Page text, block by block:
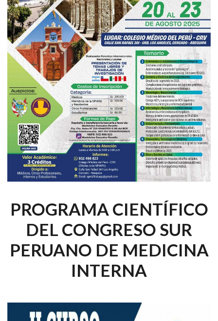
PROGRAMA CIENTÍFICO
DEL CONGRESO SUR
PERUANO DE MEDICINA
INTERNA